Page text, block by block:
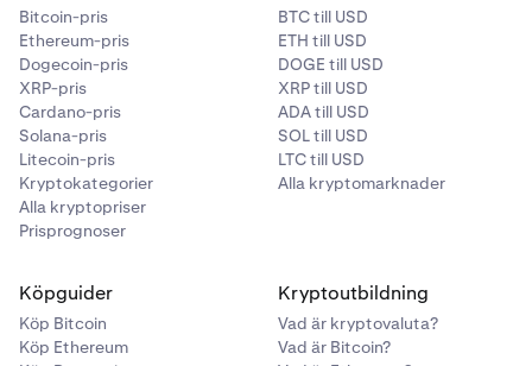
Bitcoin-pris
Ethereum-pris
Dogecoin-pris
XRP-pris
Cardano-pris
Solana-pris
Litecoin-pris
Kryptokategorier
Alla kryptopriser
Prisprognoser
BTC till USD
ETH till USD
DOGE till USD
XRP till USD
ADA till USD
SOL till USD
LTC till USD
Alla kryptomarknader
Köpguider
Köp Bitcoin
Köp Ethereum
Kryptoutbildning
Vad är kryptovaluta?
Vad är Bitcoin?